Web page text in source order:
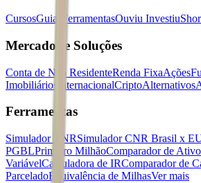
CursosGuias FerramentasOuviu Investiu
Mercados e Soluções
Conta de Não ResidenteRenda FixaAções
Imobiliários
InternacionalCriptoAlternativos
Ferramentas
Simulador CNRSimulador CNR Brasil x
PGBLPrimeiro MilhãoComparador de
VariávelCalculadora de IRComparador de
ParceladoEquivalência de MilhasVer mais